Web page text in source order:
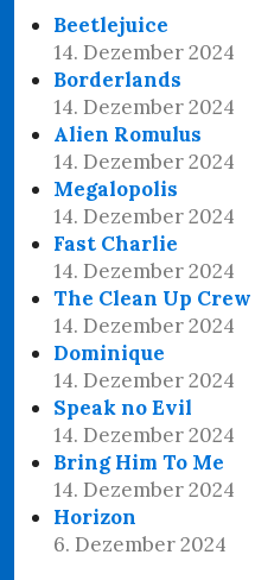
Beetlejuice
14. Dezember 2024
Borderlands
14. Dezember 2024
Alien Romulus
14. Dezember 2024
Megalopolis
14. Dezember 2024
Fast Charlie
14. Dezember 2024
The Clean Up Crew
14. Dezember 2024
Dominique
14. Dezember 2024
Speak no Evil
14. Dezember 2024
Bring Him To Me
14. Dezember 2024
Horizon
6. Dezember 2024